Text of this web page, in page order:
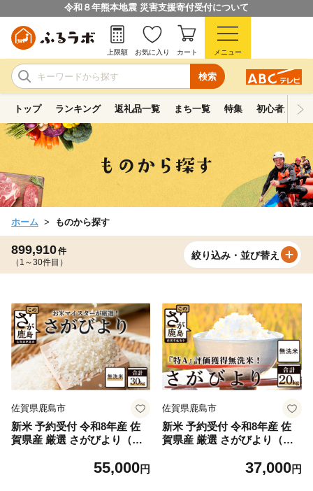
令和８年熊本地震 災害支援寄付受付について
検索
上限額 お気に入り カート メニュー
トップ ランキング 返礼品一覧 まち一覧 特集 初心者ガイド
ホーム ものから探す
899,910件
（1～30件目）
絞り込み・並び替え
佐賀県鹿島市
新米 予約受付 令和8年産 佐
賀県産 厳選 さがびより（無
55,000円
佐賀県鹿島市
新米 予約受付 令和8年産 佐
賀県産 厳選 さがびより（無
37,000円